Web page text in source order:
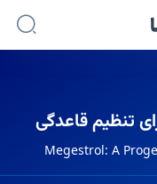
تنظیم قاعدگی
Megestrol: A